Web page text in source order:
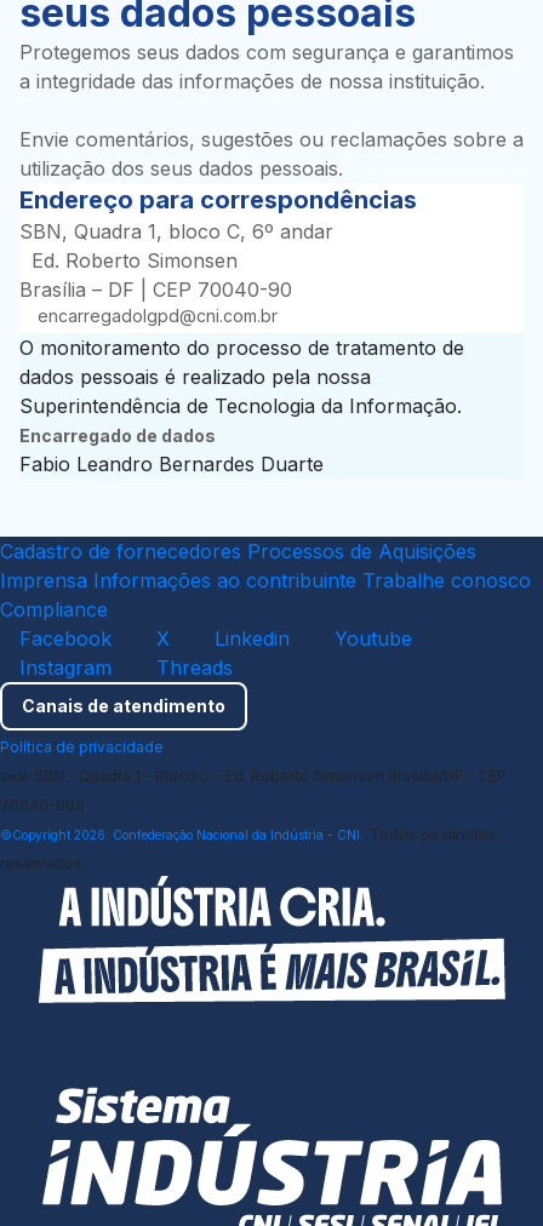
seus dados pessoais
Protegemos seus dados com segurança e garantimos
a integridade das informações de nossa instituição.
Envie comentários, sugestões ou reclamações sobre a
utilização dos seus dados pessoais.
Endereço para correspondências
SBN, Quadra 1, bloco C, 6º andar
Ed. Roberto Simonsen
Brasília – DF | CEP 70040-90
encarregadolgpd@cni.com.br
O monitoramento do processo de tratamento de
dados pessoais é realizado pela nossa
Superintendência de Tecnologia da Informação.
Encarregado de dados
Fabio Leandro Bernardes Duarte
Cadastro de fornecedores Processos de Aquisições
Imprensa Informações ao contribuinte Trabalhe conosco
Compliance
Facebook
X Linkedin
Youtube
Instagram
Threads
Canais de atendimento
Política de privacidade
Sede SBN - Quadra 1 - Bloco C - Ed. Roberto Simonsen Brasília/DF - CEP
70040-903
©Copyright 2026. Confederação Nacional da Indústria - CNI.
Todos os direitos
reservados.